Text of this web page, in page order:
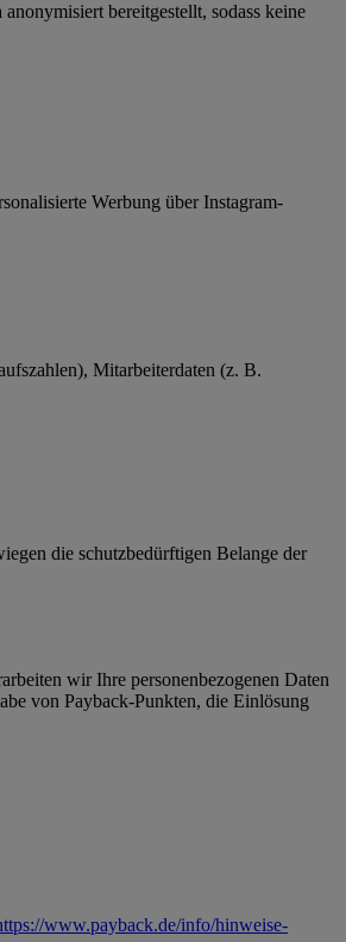
bereitgestellt, sodass keine
Werbung über Instagram-
Mitarbeiterdaten (z. B.
die schutzbedürftigen Belange der
wir Ihre personenbezogenen Daten
von Payback-Punkten, die Einlösung
www.payback.de/info/hinweise-